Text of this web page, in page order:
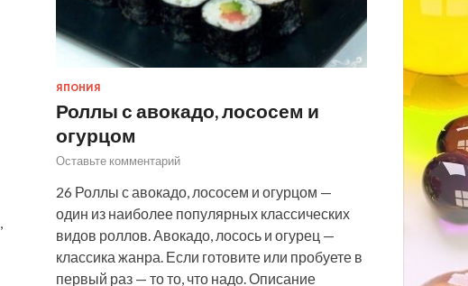
ЯПОНИЯ
Роллы с авокадо, лососем и
огурцом
Оставьте комментарий
26 Роллы с авокадо, лососем и огурцом —
один из наиболее популярных классических
видов роллов. Авокадо, лосось и огурец —
классика жанра. Если готовите или пробуете в
первый раз — то то, что надо. Описание